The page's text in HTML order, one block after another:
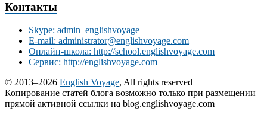
Контакты
Skype: admin_englishvoyage
E-mail: administrator@englishvoyage.com
Онлайн-школа: http://school.englishvoyage.com
Сервис: http://englishvoyage.com
© 2013–2026 English Voyage, All rights reserved
Копирование статей блога возможно только при размещении
прямой активной ссылки на blog.englishvoyage.com